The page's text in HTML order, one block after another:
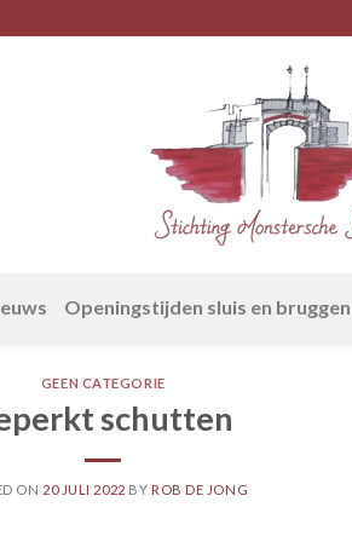
Openingstijden sluis en bruggen
GEEN CATEGORIE
schutten
ON 20 JULI 2022 BY ROB DE JONG